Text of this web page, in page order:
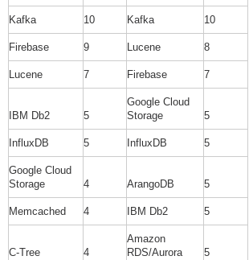
Kafka 10 Kafka 10
Firebase 9 Lucene 8
Lucene 7 Firebase 7
IBM Db2 5
Google Cloud
Storage
5
InfluxDB 5 InfluxDB 5
Google Cloud
Storage
4 ArangoDB 5
Memcached 4 IBM Db2 5
C-Tree 4
Amazon
RDS/Aurora
5